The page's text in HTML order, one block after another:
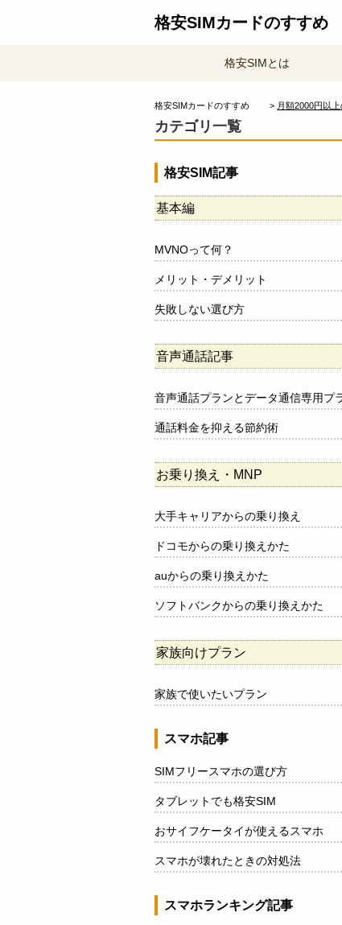
格安SIMカードのすすめ
格安SIMとは
格安SIMカードのすすめ 月額2000円以
カテゴリ一覧
格安SIM記事
基本編
MVNOって何？
メリット・デメリット
失敗しない選び方
音声通話記事
音声通話プランとデータ通信専用プ
通話料金を抑える節約術
お乗り換え・MNP
大手キャリアからの乗り換え
ドコモからの乗り換えかた
auからの乗り換えかた
ソフトバンクからの乗り換えかた
家族向けプラン
家族で使いたいプラン
スマホ記事
SIMフリースマホの選び方
タブレットでも格安SIM
おサイフケータイが使えるスマホ
スマホが壊れたときの対処法
スマホランキング記事